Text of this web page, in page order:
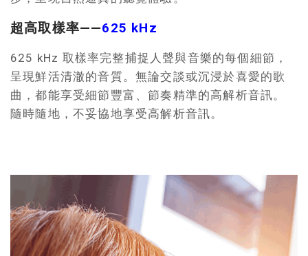
超高取樣率——625 kHz
625 kHz 取樣率完整捕捉人聲與音樂的每個細節，
呈現鮮活清澈的音質。無論交談或沉浸於喜愛的歌
曲，都能享受細節豐富、節奏精準的高解析音訊。
隨時隨地，不妥協地享受高解析音訊。